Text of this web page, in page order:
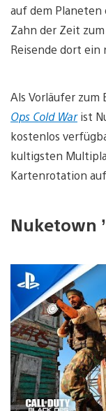
auf dem Planeten
Zahn der Zeit
Reisende dort ein
Als Vorläufer zum
Ops Cold War ist
kostenlos
kultigsten
Kartenrotation
Nuketown